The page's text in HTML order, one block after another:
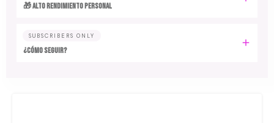
🎁 ALTO RENDIMIENTO PERSONAL
SUBSCRIBERS ONLY
¿CÓMO SEGUIR?